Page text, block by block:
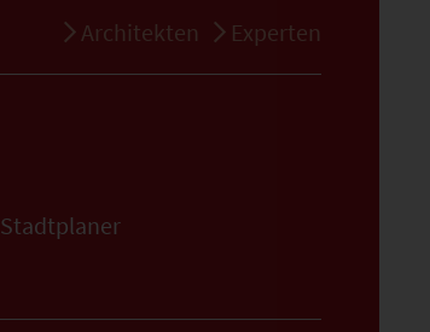
Architekten Experten
Stadtplaner